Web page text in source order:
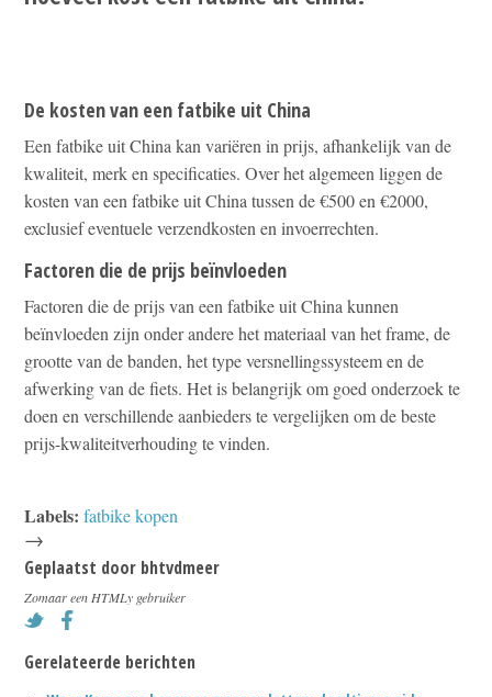
De kosten van een fatbike uit China
Een fatbike uit China kan variëren in prijs, afhankelijk van de
kwaliteit, merk en specificaties. Over het algemeen liggen de
kosten van een fatbike uit China tussen de €500 en €2000,
exclusief eventuele verzendkosten en invoerrechten.
Factoren die de prijs beïnvloeden
Factoren die de prijs van een fatbike uit China kunnen
beïnvloeden zijn onder andere het materiaal van het frame, de
grootte van de banden, het type versnellingssysteem en de
afwerking van de fiets. Het is belangrijk om goed onderzoek te
doen en verschillende aanbieders te vergelijken om de beste
prijs-kwaliteitverhouding te vinden.
Labels: fatbike kopen
→
Geplaatst door bhtvdmeer
Zomaar een HTMLy gebruiker
Gerelateerde berichten